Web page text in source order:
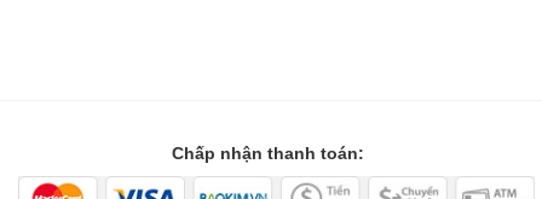
Chấp nhận thanh toán: